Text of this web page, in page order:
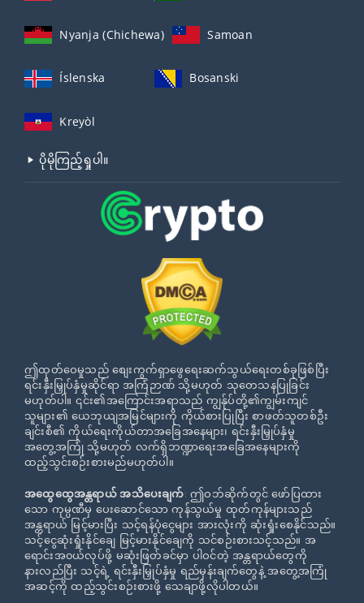
Nyanja (Chichewa) Samoan
Íslenska Bosanski
Kreyòl
ပိုမိုကြည့်ရှုပါ။
ဤထုတ်ဝေမှုသည် စျေးကွက်ရှာဖွေရေးဆက်သွယ်ရေးတစ်ခုဖြစ်ပြီး
ရင်းနှီးမြှုပ်နှံမှုဆိုင်ရာ အကြံဉာဏ် သို့မဟုတ် သုတေသနပြုခြင်း
မဟုတ်ပါ။ ၎င်း၏အကြောင်းအရာသည် ကျွန်ုပ်တို့၏ကျွမ်းကျင်
သူများ၏ ယေဘုယျအမြင်များကို ကိုယ်စားပြုပြီး စာဖတ်သူတစ်ဦး
ချင်းစီ၏ ကိုယ်ရေးကိုယ်တာအခြေအနေများ၊ ရင်းနှီးမြှုပ်နှံမှု
အတွေ့အကြုံ သို့မဟုတ် လက်ရှိဘဏ္ဍာရေးအခြေအနေများကို
ထည့်သွင်းစဉ်းစားမည်မဟုတ်ပါ။
အထွေထွေအန္တရာယ် အသိပေးချက်: ဤဝဘ်ဆိုက်တွင် ဖော်ပြထား
သော ကုမ္ပဏီမှ ပေးဆောင်သော ကုန်သွယ်မှု ထုတ်ကုန်များသည်
အန္တရာယ် မြင့်မားပြီး သင့်ရန်ပုံငွေများ အားလုံးကို ဆုံးရှုံးစေနိုင်သည်။
သင့်ငွေဆုံးရှုံးနိုင်ချေ မြင့်မားနိုင်ချေကို သင်စဉ်းစားသင့်သည်။ အ
ရောင်းအ၀ယ်လုပ်ဖို့ မဆုံးဖြတ်ခင်မှာ ပါဝင်တဲ့ အန္တရာယ်တွေကို
နားလည်ပြီး သင့်ရဲ့ ရင်းနှီးမြှုပ်နှံမှု ရည်မှန်းချက်တွေနဲ့ အတွေ့အကြုံ
အဆင့်ကို ထည့်သွင်းစဉ်းစားဖို့ သေချာဖို့လိုပါတယ်။